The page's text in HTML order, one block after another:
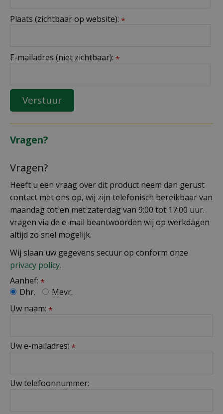
Plaats (zichtbaar op website): *
E-mailadres (niet zichtbaar): *
Vragen?
Vragen?
Heeft u een vraag over dit product neem dan gerust
contact met ons op, wij zijn telefonisch bereikbaar van
maandag tot en met zaterdag van 9:00 tot 17:00 uur.
vragen via de e-mail beantwoorden wij op werkdagen
altijd zo snel mogelijk.
Wij slaan uw gegevens secuur op conform onze
privacy policy.
Aanhef: *
Dhr.
Mevr.
Uw naam: *
Uw e-mailadres: *
Uw telefoonnummer: